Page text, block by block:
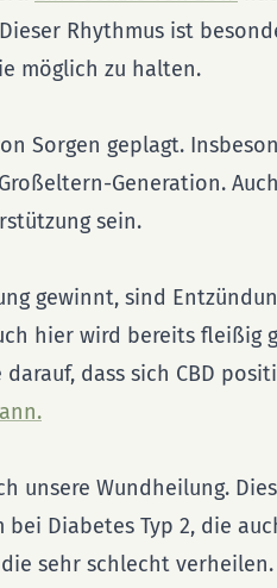
Rhythmus ist
möglich zu halten.
Sorgen geplagt.
Generation.
sein.
gewinnt, sind
hier wird bereits fleißig
dass sich CBD
unsere Wundheilung.
Diabetes Typ 2, die
sehr schlecht verheilen.